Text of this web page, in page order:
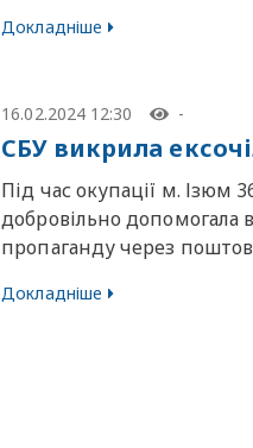
Докладніше
16.02.2024 12:30 -
СБУ викрила
Під час окупації м. Ізюм
добровільно допомогала
пропаганду через
Докладніше